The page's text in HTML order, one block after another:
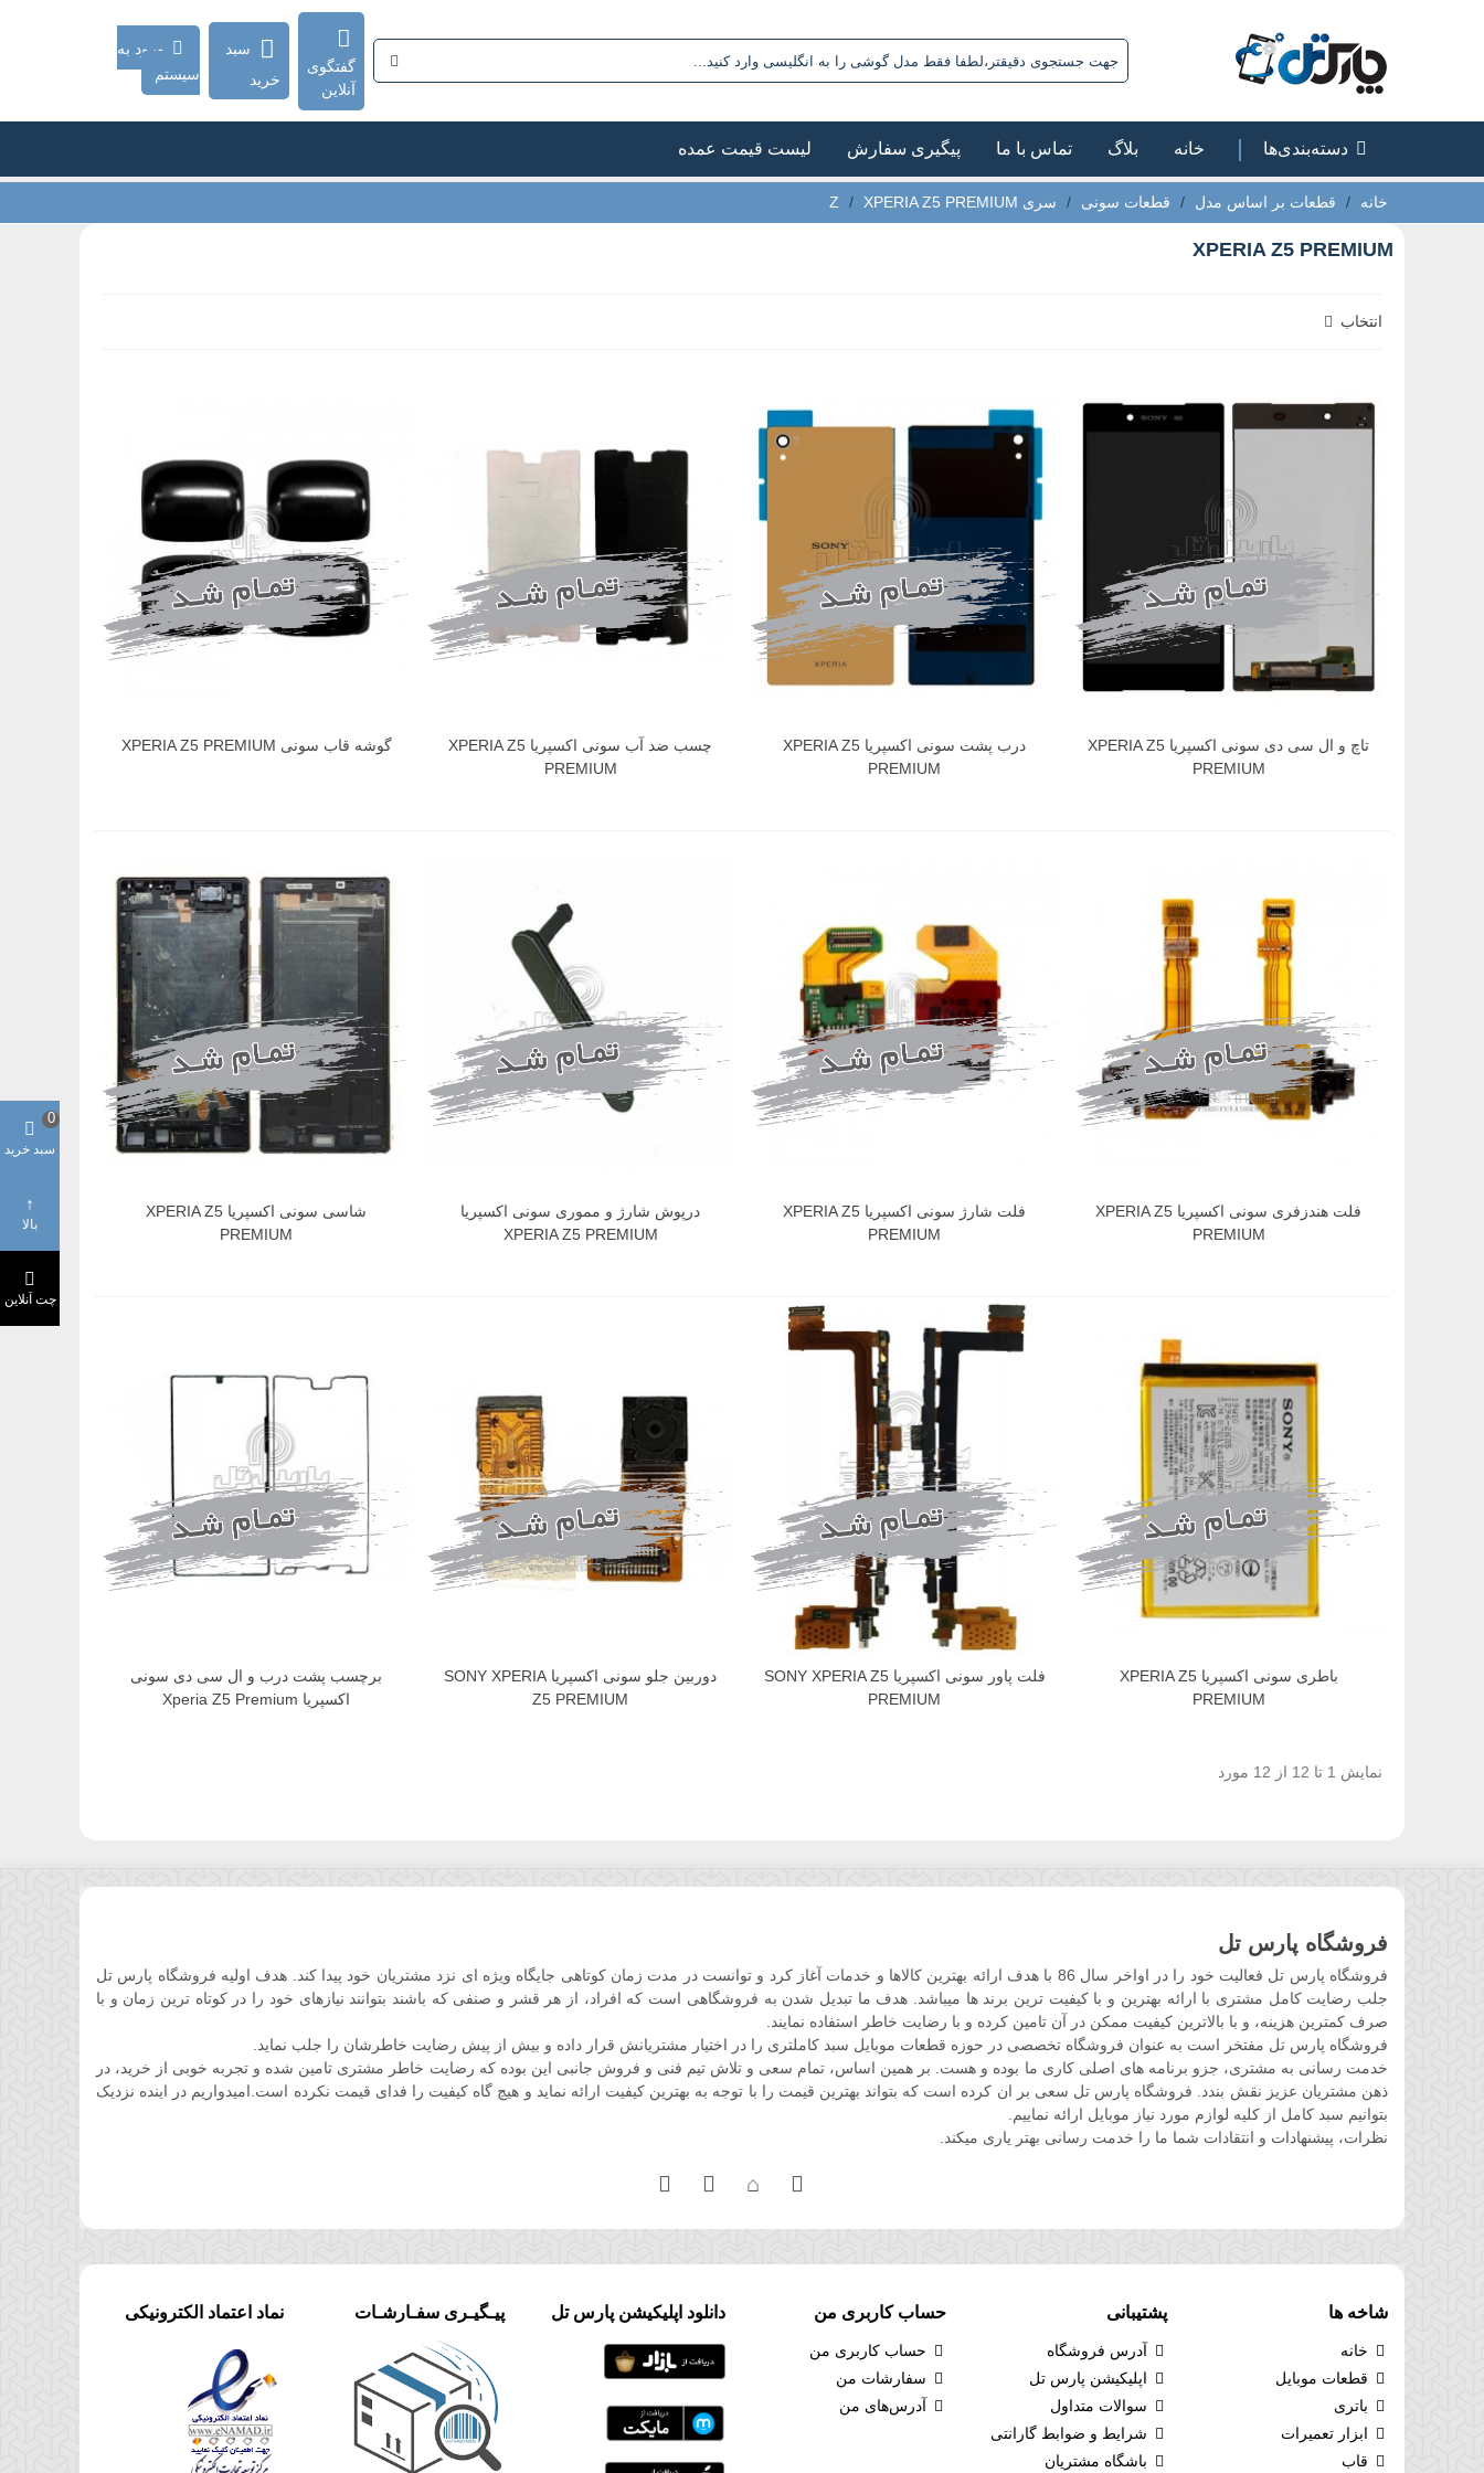
گفتگوی
آنلاین
سبد
خرید
ورود به
سیستم
دسته‌بندی‌ها خانه بلاگ تماس با ما پیگیری سفارش لیست قیمت عمده
خانه / قطعات بر اساس مدل / قطعات سونی / سری Z / XPERIA Z5 PREMIUM
XPERIA Z5 PREMIUM
انتخاب
تاچ و ال سی دی سونی اکسپریا XPERIA Z5
PREMIUM
درب پشت سونی اکسپریا XPERIA Z5
PREMIUM
چسب ضد آب سونی اکسپریا XPERIA Z5
PREMIUM
گوشه قاب سونی XPERIA Z5 PREMIUM
فلت هندزفری سونی اکسپریا XPERIA Z5
PREMIUM
فلت شارژ سونی اکسپریا XPERIA Z5
PREMIUM
درپوش شارژ و مموری سونی اکسپریا
XPERIA Z5 PREMIUM
شاسی سونی اکسپریا XPERIA Z5
PREMIUM
باطری سونی اکسپریا XPERIA Z5
PREMIUM
فلت پاور سونی اکسپریا SONY XPERIA Z5
PREMIUM
دوربین جلو سونی اکسپریا SONY XPERIA
Z5 PREMIUM
برچسب پشت درب و ال سی دی سونی
اکسپریا Xperia Z5 Premium
نمایش 1 تا 12 از 12 مورد
فروشگاه پارس تل
فروشگاه پارس تل فعالیت خود را در اواخر سال 86 با هدف ارائه بهترین کالاها و خدمات آغاز کرد و توانست در مدت زمان کوتاهی جایگاه ویژه ای نزد مشتریان خود پیدا کند. هدف اولیه فروشگاه پارس تل
جلب رضایت کامل مشتری با ارائه بهترین و با کیفیت ترین برند ها میباشد. هدف ما تبدیل شدن به فروشگاهی است که افراد، از هر قشر و صنفی که باشند بتوانند نیازهای خود را در کوتاه ترین زمان و با
صرف کمترین هزینه، و با بالاترین کیفیت ممکن در آن تامین کرده و با رضایت خاطر استفاده نمایند.
فروشگاه پارس تل مفتخر است به عنوان فروشگاه تخصصی در حوزه قطعات موبایل سبد کاملتری را در اختیار مشتریانش قرار داده و بیش از پیش رضایت خاطرشان را جلب نماید.
خدمت رسانی به مشتری، جزو برنامه های اصلی کاری ما بوده و هست. بر همین اساس، تمام سعی و تلاش تیم فنی و فروش جانبی این بوده که رضایت خاطر مشتری تامین شده و تجربه خوبی از خرید، در
ذهن مشتریان عزیز نقش بندد. فروشگاه پارس تل سعی بر ان کرده است که بتواند بهترین قیمت را با توجه به بهترین کیفیت ارائه نماید و هیچ گاه کیفیت را فدای قیمت نکرده است.امیدواریم در اینده نزدیک
بتوانیم سبد کامل از کلیه لوازم مورد نیاز موبایل ارائه نماییم.
نظرات، پیشنهادات و انتقادات شما ما را خدمت رسانی بهتر یاری میکند.
شاخه ها
خانه
قطعات موبایل
باتری
ابزار تعمیرات
قاب
پشتیبانی
آدرس فروشگاه
اپلیکیشن پارس تل
سوالات متداول
شرایط و ضوابط گارانتی
باشگاه مشتریان
حساب کاربری من
حساب کاربری من
سفارشات من
آدرس‌های من
دانلود اپلیکیشن پارس تل پیـگیـری سفـارشـات نماد اعتماد الکترونیکی
سبد خرید
0
بالا
چت آنلاین